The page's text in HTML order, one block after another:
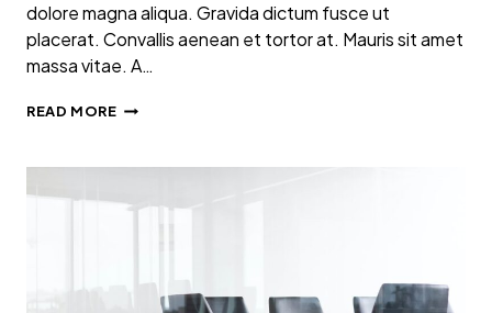
dolore magna aliqua. Gravida dictum fusce ut
placerat. Convallis aenean et tortor at. Mauris sit amet
massa vitae. A…
READ MOREAT
ET
ET
DUCIMUS